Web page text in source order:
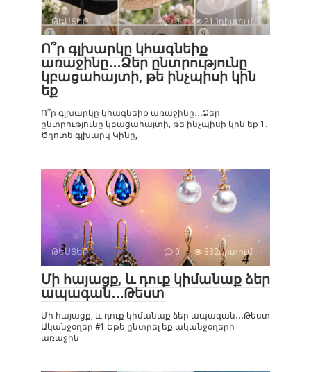
ԹԵՍՏԵՐ 0 210դիտում
Ո՞ր գլխարկը կհագնեիք
առաջինը․․․Ձեր ընտրությունը
կբացահայտի, թե ինչպիսի կին
եք
Ո՞ր գլխարկը կհագնեիք առաջինը․․․Ձեր
ընտրությունը կբացահայտի, թե ինչպիսի կին եք 1.
Ծղոտե գլխարկ Կինը,
ԹԵՍՏԵՐ 0 332դիտում
Մի հայացք, և դուք կիմանաք ձեր
ապագան․․․Թեստ
Մի հայացք, և դուք կիմանաք ձեր ապագան․․․Թեստ
Ականջօղեր #1 Եթե ընտրել եք ականջօղերի
առաջին